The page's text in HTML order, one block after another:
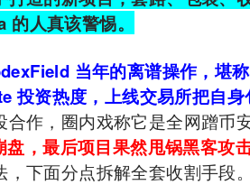
的人真该警惕。
当年的离谱操作，堪
投资热度，上线交易所把自身
合作，圈内戏称它是全网蹭币
盘，最后项目果然甩锅黑客攻
，下面分点拆解全套收割手段。